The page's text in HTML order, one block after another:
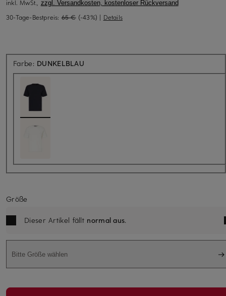
inkl. MwSt., zzgl. Versandkosten, kostenloser Rückversand
30-Tage-Bestpreis: 65 € (-43%) | Details
Farbe: DUNKELBLAU
Größe
Dieser Artikel fällt normal aus.
Bitte Größe wählen